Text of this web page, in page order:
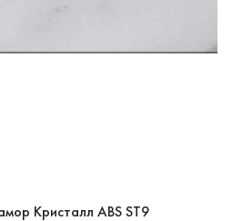
Кристалл ABS ST9